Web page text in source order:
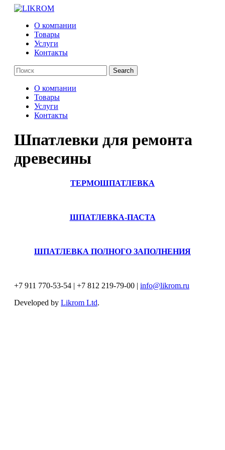
О компании
Товары
Услуги
Контакты
О компании
Товары
Услуги
Контакты
Шпатлевки для ремонта
древесины
ТЕРМОШПАТЛЕВКА
ШПАТЛЕВКА-ПАСТА
ШПАТЛЕВКА ПОЛНОГО ЗАПОЛНЕНИЯ
+7 911 770-53-54 | +7 812 219-79-00 | info@likrom.ru
Developed by Likrom Ltd.